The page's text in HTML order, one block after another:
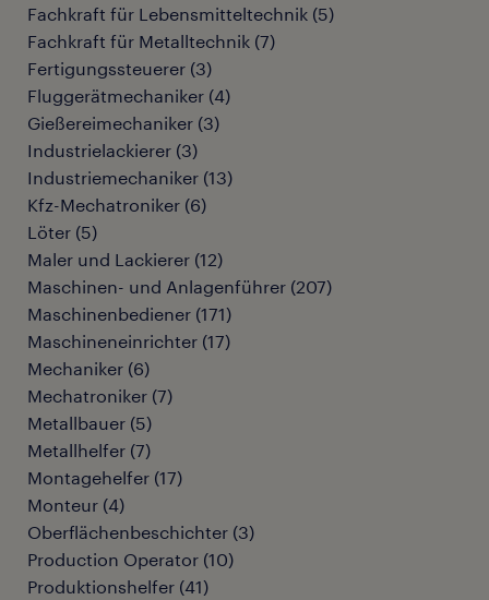
Fachkraft für Lebensmitteltechnik (5)
Fachkraft für Metalltechnik (7)
Fertigungssteuerer (3)
Fluggerätmechaniker (4)
Gießereimechaniker (3)
Industrielackierer (3)
Industriemechaniker (13)
Kfz-Mechatroniker (6)
Löter (5)
Maler und Lackierer (12)
Maschinen- und Anlagenführer (207)
Maschinenbediener (171)
Maschineneinrichter (17)
Mechaniker (6)
Mechatroniker (7)
Metallbauer (5)
Metallhelfer (7)
Montagehelfer (17)
Monteur (4)
Oberflächenbeschichter (3)
Production Operator (10)
Produktionshelfer (41)